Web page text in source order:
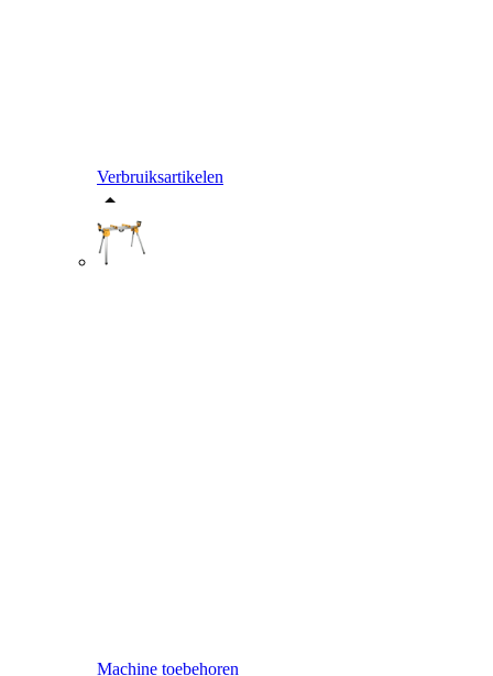
Verbruiksartikelen
Machine toebehoren